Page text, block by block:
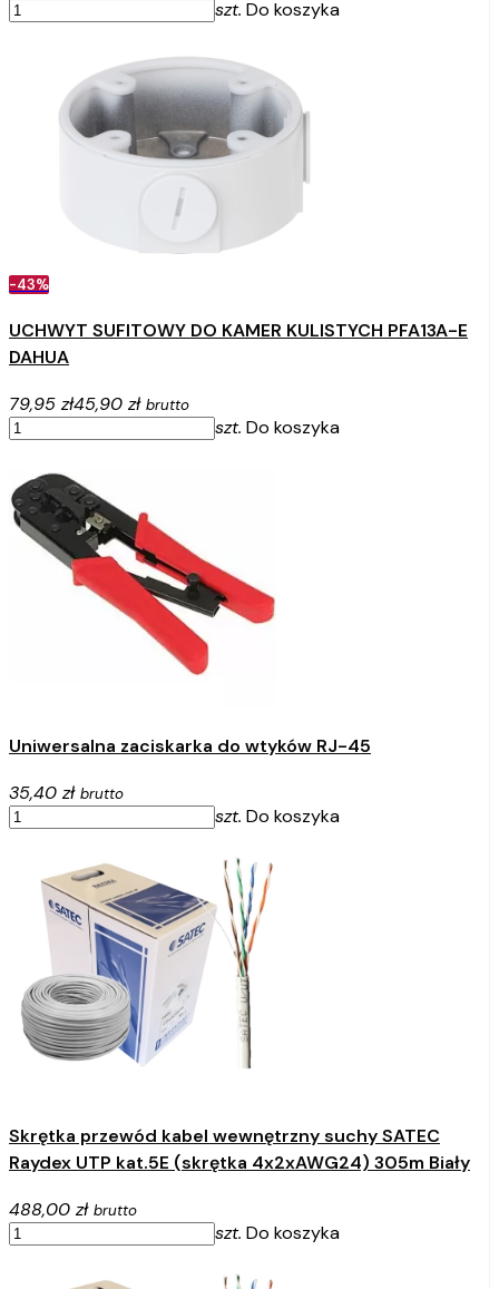
szt. Do koszyka
-43%
UCHWYT SUFITOWY DO KAMER KULISTYCH PFA13A-E
DAHUA
79,95 zł45,90 zł brutto
szt. Do koszyka
Uniwersalna zaciskarka do wtyków RJ-45
35,40 zł brutto
szt. Do koszyka
Skrętka przewód kabel wewnętrzny suchy SATEC
Raydex UTP kat.5E (skrętka 4x2xAWG24) 305m Biały
488,00 zł brutto
szt. Do koszyka